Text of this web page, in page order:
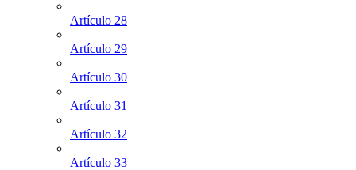
Artículo 28
Artículo 29
Artículo 30
Artículo 31
Artículo 32
Artículo 33